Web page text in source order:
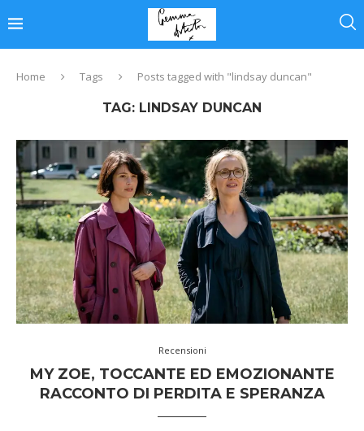
Home Tags Posts tagged with "lindsay duncan"
TAG: LINDSAY DUNCAN
Recensioni
MY ZOE, TOCCANTE ED EMOZIONANTE
RACCONTO DI PERDITA E SPERANZA